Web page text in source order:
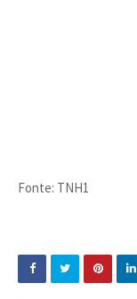
Fonte: TNH1